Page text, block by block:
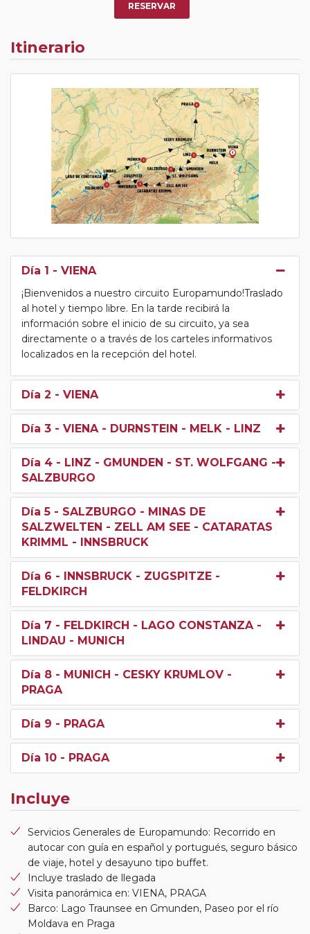
RESERVAR
Itinerario
Día 1 - VIENA
¡Bienvenidos a nuestro circuito Europamundo!Traslado
al hotel y tiempo libre. En la tarde recibirá la
información sobre el inicio de su circuito, ya sea
directamente o a través de los carteles informativos
localizados en la recepción del hotel.
Día 2 - VIENA
Día 3 - VIENA - DURNSTEIN - MELK - LINZ
Día 4 - LINZ - GMUNDEN - ST. WOLFGANG -
SALZBURGO
Día 5 - SALZBURGO - MINAS DE
SALZWELTEN - ZELL AM SEE - CATARATAS
KRIMML - INNSBRUCK
Día 6 - INNSBRUCK - ZUGSPITZE -
FELDKIRCH
Día 7 - FELDKIRCH - LAGO CONSTANZA -
LINDAU - MUNICH
Día 8 - MUNICH - CESKY KRUMLOV -
PRAGA
Día 9 - PRAGA
Día 10 - PRAGA
Incluye
Servicios Generales de Europamundo: Recorrido en
autocar con guía en español y portugués, seguro básico
de viaje, hotel y desayuno tipo buffet.
Incluye traslado de llegada
Visita panorámica en: VIENA, PRAGA
Barco: Lago Traunsee en Gmunden, Paseo por el río
Moldava en Praga